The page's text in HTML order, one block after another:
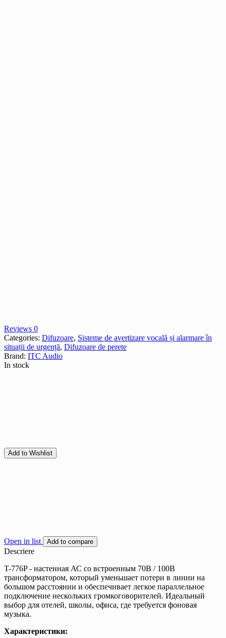
Reviews 0
Categories: Difuzoare, Sisteme de avertizare vocală și alarmare în
situații de urgență, Difuzoare de perete
Brand: ITC Audio
In stock
Add to Wishlist
Open in list Add to compare
Descriere
T-776P - настенная АС со встроенным 70В / 100В
трансформатором, который уменьшает потери в линии на
большом расстоянии и обеспечивает легкое параллельное
подключение нескольких громкоговорителей. Идеальный
выбор для отелей, школы, офиса, где требуется фоновая
музыка.
Характеристики: